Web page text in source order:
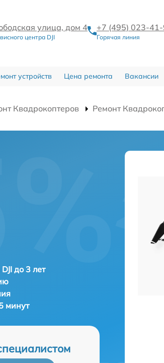
улица, дом 4
центра DJI
+7 (495) 023-
Горячая линия
устройств Цена ремонта Вакансии
Квадрокоптеров Ремонт
до 3 лет
минут